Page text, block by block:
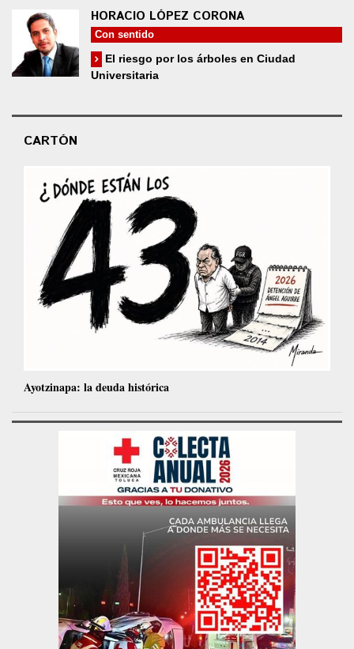
HORACIO LÓPEZ CORONA
Con sentido
El riesgo por los árboles en Ciudad
Universitaria
CARTÓN
Ayotzinapa: la deuda histórica